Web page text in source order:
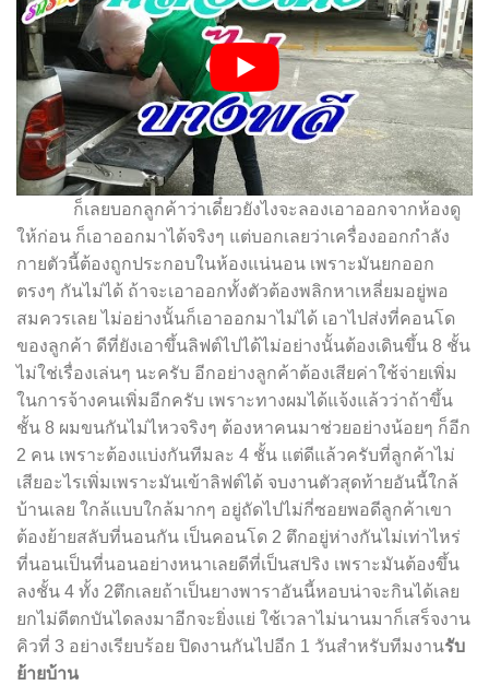
ก็เลยบอกลูกค้าว่าเดี๋ยวยังไงจะลองเอาออกจากห้องดู
ให้ก่อน ก็เอาออกมาได้จริงๆ แต่บอกเลยว่าเครื่องออกกำลัง
กายตัวนี้ต้องถูกประกอบในห้องแน่นอน เพราะมันยกออก
ตรงๆ กันไม่ได้ ถ้าจะเอาออกทั้งตัวต้องพลิกหาเหลี่ยมอยู่พอ
สมควรเลย ไม่อย่างนั้นก็เอาออกมาไม่ได้ เอาไปส่งที่คอนโด
ของลูกค้า ดีที่ยังเอาขึ้นลิฟต์ไปได้ไม่อย่างนั้นต้องเดินขึ้น 8 ชั้น
ไม่ใช่เรื่องเล่นๆ นะครับ อีกอย่างลูกค้าต้องเสียค่าใช้จ่ายเพิ่ม
ในการจ้างคนเพิ่มอีกครับ เพราะทางผมได้แจ้งแล้วว่าถ้าขึ้น
ชั้น 8 ผมขนกันไม่ไหวจริงๆ ต้องหาคนมาช่วยอย่างน้อยๆ ก็อีก
2 คน เพราะต้องแบ่งกันทีมละ 4 ชั้น แต่ดีแล้วครับที่ลูกค้าไม่
เสียอะไรเพิ่มเพราะมันเข้าลิฟต์ได้ จบงานตัวสุดท้ายอันนี้ใกล้
บ้านเลย ใกล้แบบใกล้มากๆ อยู่ถัดไปไม่กี่ซอยพอดีลูกค้าเขา
ต้องย้ายสลับที่นอนกัน เป็นคอนโด 2 ตึกอยู่ห่างกันไม่เท่าไหร่
ที่นอนเป็นที่นอนอย่างหนาเลยดีที่เป็นสปริง เพราะมันต้องขึ้น
ลงชั้น 4 ทั้ง 2ตึกเลยถ้าเป็นยางพาราอันนี้หอบน่าจะกินได้เลย
ยกไม่ดีตกบันไดลงมาอีกจะยิ่งแย่ ใช้เวลาไม่นานมาก็เสร็จงาน
คิวที่ 3 อย่างเรียบร้อย ปิดงานกันไปอีก 1 วันสำหรับทีมงานรับ
ย้ายบ้าน